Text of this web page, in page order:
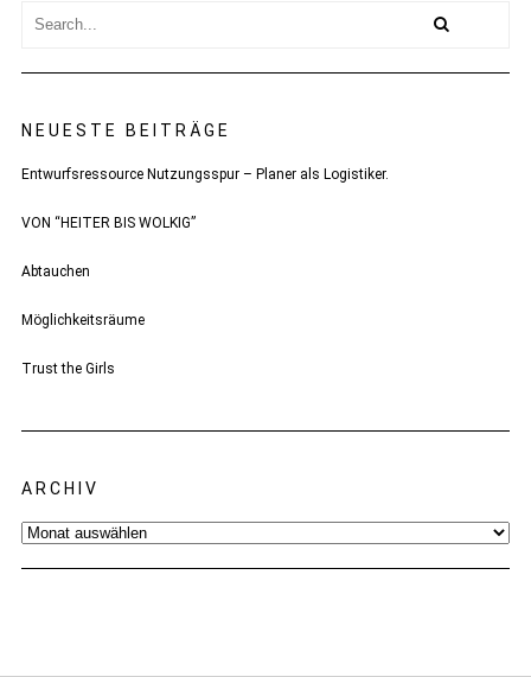
NEUESTE BEITRÄGE
Entwurfsressource Nutzungsspur – Planer als Logistiker.
VON “HEITER BIS WOLKIG”
Abtauchen
Möglichkeitsräume
Trust the Girls
ARCHIV
Archiv